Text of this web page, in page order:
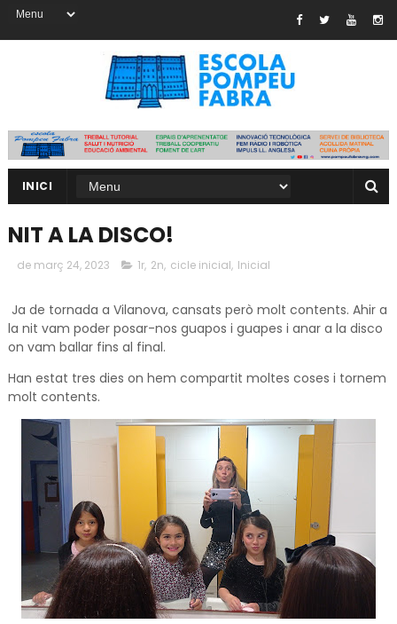
INICI
NIT A LA DISCO!
de març 24, 2023 1r, 2n, cicle inicial, Inicial
Ja de tornada a Vilanova, cansats però molt contents. Ahir a
la nit vam poder posar-nos guapos i guapes i anar a la disco
on vam ballar fins al final.
Han estat tres dies on hem compartit moltes coses i tornem
molt contents.